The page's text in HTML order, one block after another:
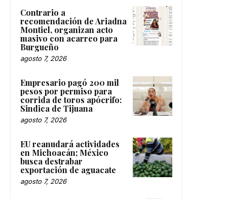
Contrario a
recomendación de Ariadna
Montiel, organizan acto
masivo con acarreo para
Burgueño
agosto 7, 2026
Empresario pagó 200 mil
pesos por permiso para
corrida de toros apócrifo:
Sindica de Tijuana
agosto 7, 2026
EU reanudará actividades
en Michoacán; México
busca destrabar
exportación de aguacate
agosto 7, 2026